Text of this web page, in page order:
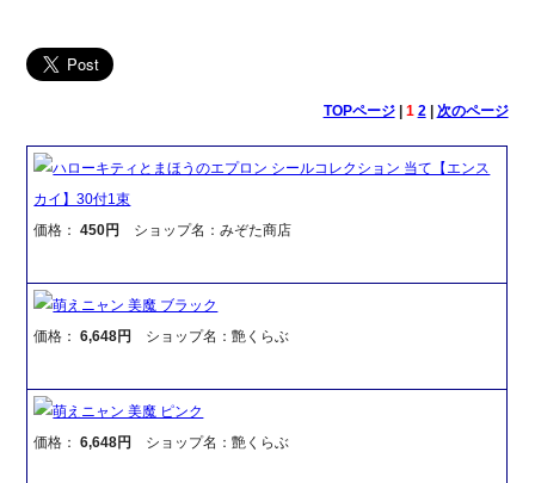
TOPページ| 1 2| 次のページ
ハローキティとまほうのエプロン シールコレクション 当て【エンス
カイ】30付1束
価格：450円 ショップ名：みぞた商店
萌えニャン 美魔 ブラック
価格：6,648円 ショップ名：艶くらぶ
萌えニャン 美魔 ピンク
価格：6,648円 ショップ名：艶くらぶ